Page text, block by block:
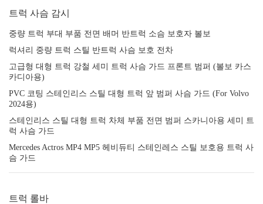
트럭 사슴 감시
중량 트럭 부대 부품 전면 배머 반트럭 소슴 보호자 볼보
럭셔리 중량 트럭 스틸 반트럭 사슴 보호 전차
고급형 대형 트럭 강철 세미 트럭 사슴 가드 프론트 범퍼 (볼보 카스
카디아용)
PVC 코팅 스테인리스 스틸 대형 트럭 앞 범퍼 사슴 가드 (For Volvo
2024용)
스테인리스 스틸 대형 트럭 차체 부품 전면 범퍼 스카니아용 세미 트
럭 사슴 가드
Mercedes Actros MP4 MP5 헤비듀티 스테인레스 스틸 보호용 트럭 사
슴 가드
트럭 롤바